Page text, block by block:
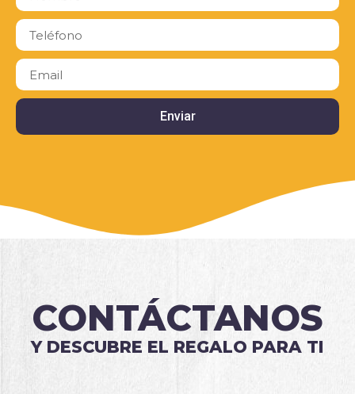
Enviar
CONTÁCTANOS
Y DESCUBRE EL REGALO PARA TI